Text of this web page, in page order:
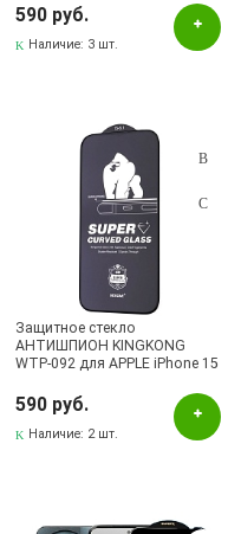
черный
590 руб.
Наличие: 3 шт.
Защитное стекло
АНТИШПИОН KINGKONG
WTP-092 для APPLE iPhone 15
цвет окантовки черный
590 руб.
Наличие: 2 шт.